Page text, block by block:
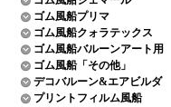
ゴム風船プリマ
ゴム風船クォラテックス
ゴム風船バルーンアート用
ゴム風船「その他」
デコバルーン&エアビルダ
プリントフィルム風船